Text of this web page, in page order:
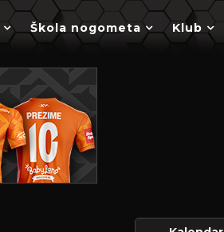
Škola nogometa Klub